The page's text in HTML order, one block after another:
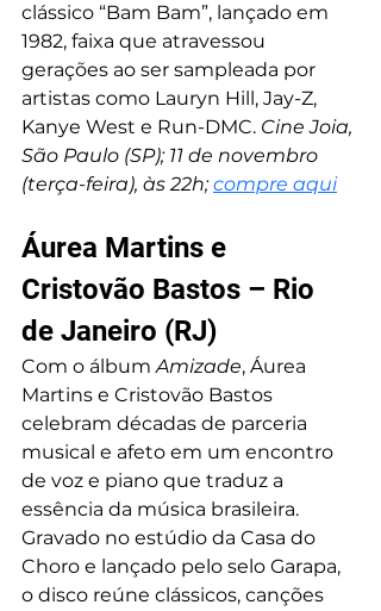
clássico “Bam Bam”, lançado em
1982, faixa que atravessou
gerações ao ser sampleada por
artistas como Lauryn Hill, Jay-Z,
Kanye West e Run-DMC. Cine Joia,
São Paulo (SP); 11 de novembro
(terça-feira), às 22h; compre aqui
Áurea Martins e
Cristovão Bastos – Rio
de Janeiro (RJ)
Com o álbum Amizade, Áurea
Martins e Cristovão Bastos
celebram décadas de parceria
musical e afeto em um encontro
de voz e piano que traduz a
essência da música brasileira.
Gravado no estúdio da Casa do
Choro e lançado pelo selo Garapa,
o disco reúne clássicos, canções